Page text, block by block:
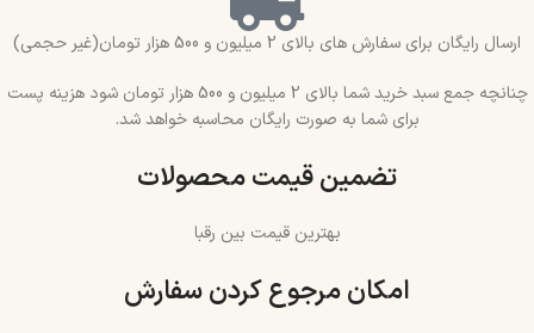
ارسال رایگان برای سفارش های بالای 2 میلیون و 500 هزار تومان(غیر حجمی)
چنانچه جمع سبد خرید شما بالای 2 میلیون و 500 هزار تومان شود هزینه پست
برای شما به صورت رایگان محاسبه خواهد شد.
تضمین قیمت محصولات
بهترین قیمت بین رقبا
امکان مرجوع کردن سفارش